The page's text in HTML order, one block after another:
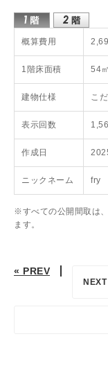
概算費用
1階床面積 54㎡
建物仕様 こ
表示回数
作成日
ニックネーム fry
※すべての公開間取は
ます。
« PREV